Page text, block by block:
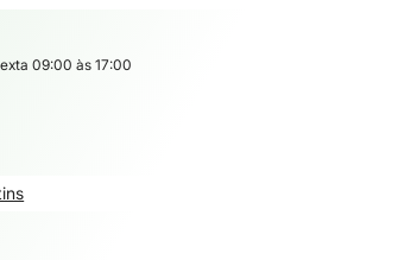
09:00 às 17:00